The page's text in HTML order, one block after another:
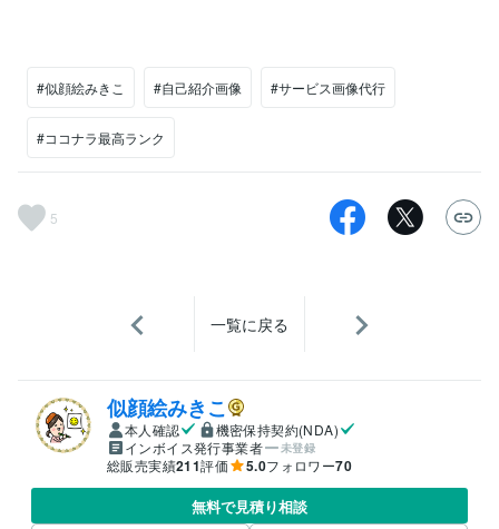
#似顔絵みきこ #自己紹介画像 #サービス画像代行
#ココナラ最高ランク
5
一覧に戻る
似顔絵みきこ
本人確認
機密保持契約(NDA)
インボイス発行事業者
未登録
総販売実績211評価 5.0フォロワー70
無料で見積り相談